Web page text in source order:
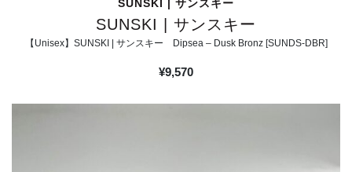
SUNSKI | サンスキー
SUNSKI | サンスキー
【Unisex】SUNSKI | サンスキー Dipsea – Dusk Bronz [SUNDS-DBR]
¥9,570